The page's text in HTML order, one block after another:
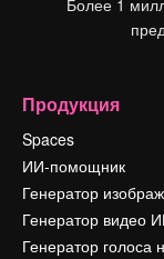
Более 1
Продукция
Spaces
ИИ-помощник
Генератор
Генератор видео
Генератор голоса